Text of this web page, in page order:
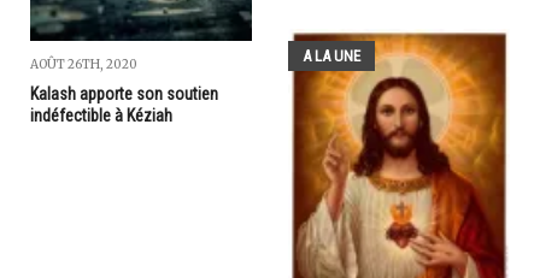
AOÛT 26TH, 2020
Kalash apporte son soutien
indéfectible à Kéziah
A LA UNE